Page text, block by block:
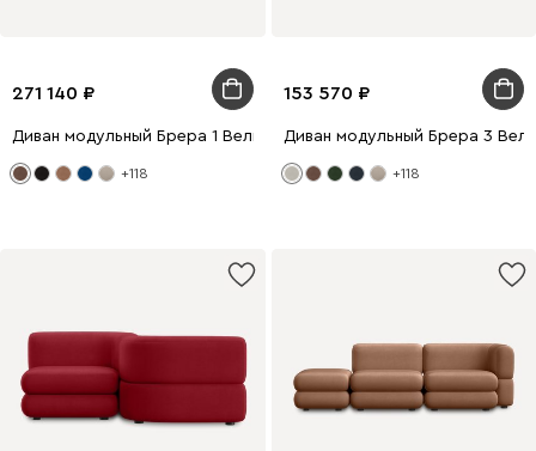
271 140
Диван модульный Брера 1 Велюр Коричневый
+118
153 570
Диван модульный Брера 3
+118